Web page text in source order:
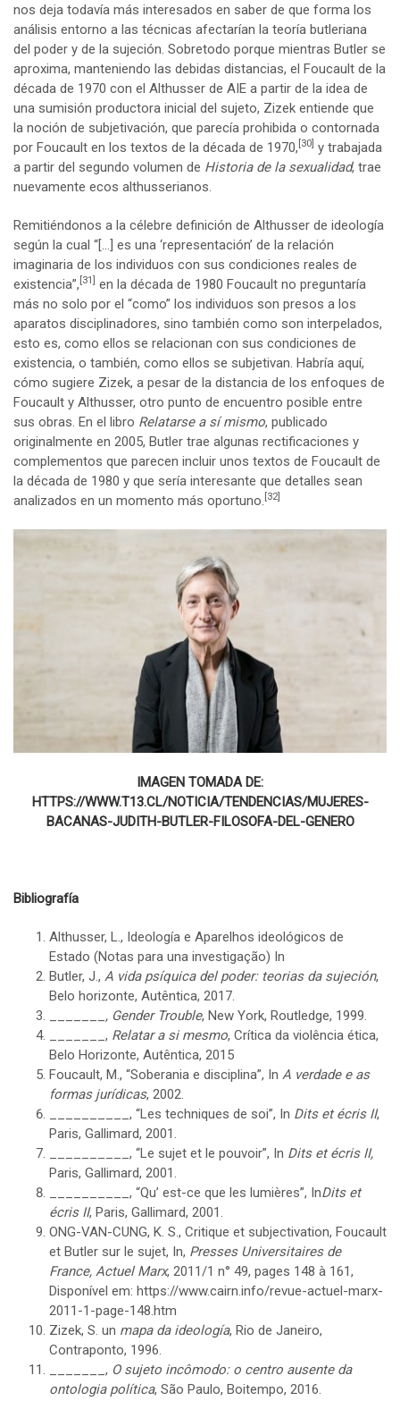
nos deja todavía más interesados en saber de que forma los
análisis entorno a las técnicas afectarían la teoría butleriana
del poder y de la sujeción. Sobretodo porque mientras Butler se
aproxima, manteniendo las debidas distancias, el Foucault de la
década de 1970 con el Althusser de AIE a partir de la idea de
una sumisión productora inicial del sujeto, Zizek entiende que
la noción de subjetivación, que parecía prohibida o contornada
por Foucault en los textos de la década de 1970, [30] y trabajada
a partir del segundo volumen de Historia de la sexualidad, trae
nuevamente ecos althusserianos.
Remitiéndonos a la célebre definición de Althusser de ideología
según la cual “[…] es una ‘representación’ de la relación
imaginaria de los individuos con sus condiciones reales de
existencia”, [31]
en la década de 1980 Foucault no preguntaría
más no solo por el “como” los individuos son presos a los
aparatos disciplinadores, sino también como son interpelados,
esto es, como ellos se relacionan con sus condiciones de
existencia, o también, como ellos se subjetivan. Habría aquí,
cómo sugiere Zizek, a pesar de la distancia de los enfoques de
Foucault y Althusser, otro punto de encuentro posible entre
sus obras. En el libro Relatarse a sí mismo, publicado
originalmente en 2005, Butler trae algunas rectificaciones y
complementos que parecen incluir unos textos de Foucault de
la década de 1980 y que sería interesante que detalles sean
analizados en un momento más oportuno. [32]
IMAGEN TOMADA DE:
HTTPS://WWW.T13.CL/NOTICIA/TENDENCIAS/MUJERES-
BACANAS-JUDITH-BUTLER-FILOSOFA-DEL-GENERO
Bibliografía
Althusser, L., Ideología e Aparelhos ideológicos de
Estado (Notas para una investigação) In
Butler, J., A vida psíquica del poder: teorias da sujeción,
Belo horizonte, Autêntica, 2017.
, Gender Trouble, New York, Routledge, 1999.
_______, Relatar a si mesmo, Crítica da violência ética,
Belo Horizonte, Autêntica, 2015
Foucault, M., “Soberania e disciplina”, In A verdade e as
formas jurídicas, 2002.
__________, “Les techniques de soi”, In Dits et écris II,
Paris, Gallimard, 2001.
__________, “Le sujet et le pouvoir”, In Dits et écris II,
Paris, Gallimard, 2001.
__________, “Qu’ est-ce que les lumières”, InDits et
écris II, Paris, Gallimard, 2001.
ONG-VAN-CUNG, K. S., Critique et subjectivation, Foucault
et Butler sur le sujet, In, Presses Universitaires de
France, Actuel Marx, 2011/1 n° 49, pages 148 à 161,
Disponível em: https://www.cairn.info/revue-actuel-marx-
2011-1-page-148.htm
Zizek, S. un mapa da ideología, Rio de Janeiro,
Contraponto, 1996.
_______, O sujeto incômodo: o centro ausente da
ontologia política, São Paulo, Boitempo, 2016.